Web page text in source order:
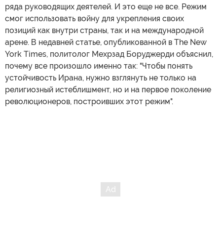
ряда руководящих деятелей. И это еще не все. Режим
смог использовать войну для укрепления своих
позиций как внутри страны, так и на международной
арене. В недавней статье, опубликованной в The New
York Times, политолог Мехрзад Боруджерди объяснил,
почему все произошло именно так: "Чтобы понять
устойчивость Ирана, нужно взглянуть не только на
религиозный истеблишмент, но и на первое поколение
революционеров, построивших этот режим".